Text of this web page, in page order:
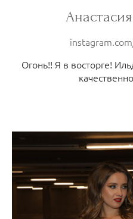
Огонь!! Я в восторге!